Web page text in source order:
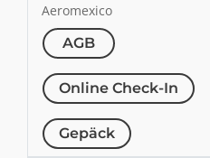
Aeromexico
AGB
Online Check-In
Gepäck